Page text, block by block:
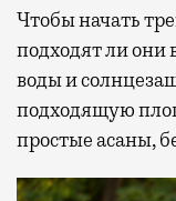
Чтобы начать
подходят ли они
воды и
подходящую
простые асаны,